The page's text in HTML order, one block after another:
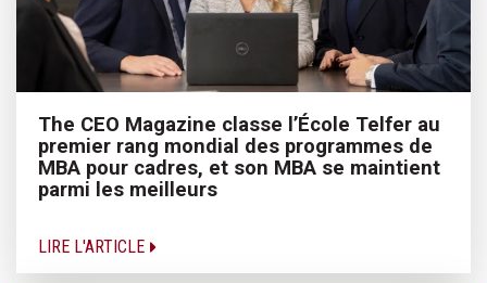
The CEO Magazine classe l’École Telfer au
premier rang mondial des programmes de
MBA pour cadres, et son MBA se maintient
parmi les meilleurs
LIRE L'ARTICLE